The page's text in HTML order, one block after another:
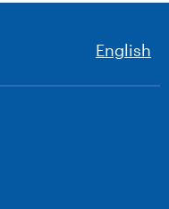
English